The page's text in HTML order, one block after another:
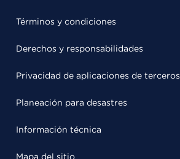
Términos y condiciones
Derechos y responsabilidades
Privacidad de aplicaciones de terceros
Planeación para desastres
Información técnica
Mapa del sitio